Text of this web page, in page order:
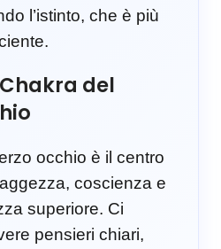
l’istinto, che è più
del
occhio è il centro
coscienza e
superiore. Ci
pensieri chiari,